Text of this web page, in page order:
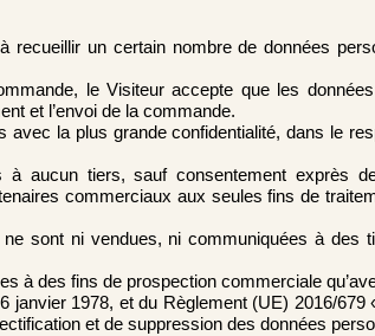
un certain nombre de données
le Visiteur accepte que les
et l’envoi de la commande.
avec la plus grande confidentialité, dans le
aucun tiers, sauf consentement exprès
commerciaux aux seules fins de
sont ni vendues, ni communiquées à des
à des fins de prospection commerciale
1978, et du ‎Règlement (UE) 2016/
et de suppression des données